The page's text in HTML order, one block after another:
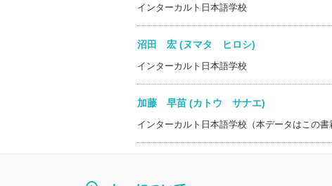
インターカルト日本語学校
沼田 宏 (ヌマタ ヒロシ)
インターカルト日本語学校
加藤 早苗 (カトウ サナエ)
インターカルト日本語学校（本データはこの